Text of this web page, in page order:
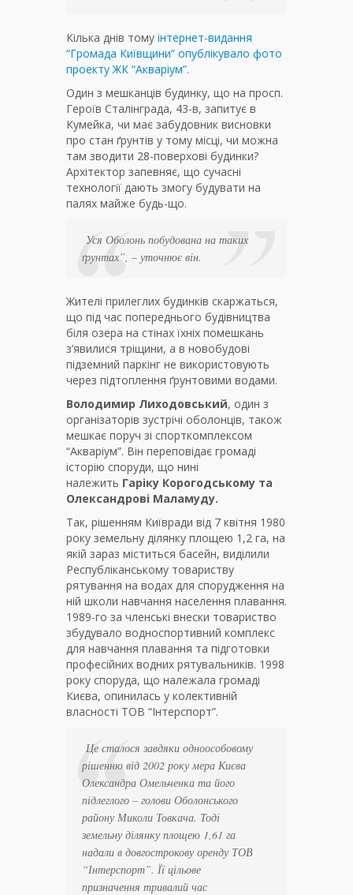
Кілька днів тому інтернет-видання
“Громада Київщини” опублікувало фото
проекту ЖК “Акваріум”.
Один з мешканців будинку, що на просп.
Героїв Сталінграда, 43-в, запитує в
Кумейка, чи має забудовник висновки
про стан ґрунтів у тому місці, чи можна
там зводити 28-поверхові будинки?
Архітектор запевняє, що сучасні
технології дають змогу будувати на
палях майже будь-що.
Уся Оболонь побудована на таких
ґрунтах” , – уточнює він.
Жителі прилеглих будинків скаржаться,
що під час попереднього будівництва
біля озера на стінах їхніх помешкань
з’явилися тріщини, а в новобудові
підземний паркінг не використовують
через підтоплення ґрунтовими водами.
Володимир Лиходовський, один з
організаторів зустрічі оболонців, також
мешкає поруч зі спорткомплексом
“Акваріум”. Він переповідає громаді
історію споруди, що нині
належить Гаріку Корогодському та
Олександрові Маламуду.
Так, рішенням Київради від 7 квітня 1980
року земельну ділянку площею 1,2 га, на
якій зараз міститься басейн, виділили
Республіканському товариству
рятування на водах для спорудження на
ній школи навчання населення плавання.
1989-го за членські внески товариство
збудувало водноспортивний комплекс
для навчання плавання та підготовки
професійних водних рятувальників. 1998
року споруда, що належала громаді
Києва, опинилась у колективній
власності ТОВ “Інтерспорт”.
Це сталося завдяки одноособовому
рішенню від 2002 року мера Києва
Олександра Омельченка та його
підлеглого – голови Оболонського
району Миколи Товкача. Тоді
земельну ділянку площею 1,61 га
надали в довгострокову оренду ТОВ
“Інтерспорт”. Її цільове
призначення тривалий час